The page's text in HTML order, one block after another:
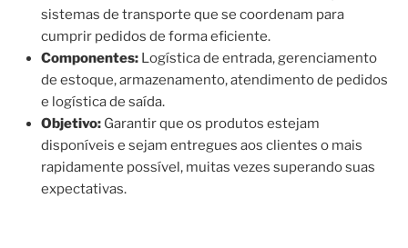
sistemas de transporte que se coordenam para
cumprir pedidos de forma eficiente.
Componentes: Logística de entrada, gerenciamento
de estoque, armazenamento, atendimento de pedidos
e logística de saída.
Objetivo: Garantir que os produtos estejam
disponíveis e sejam entregues aos clientes o mais
rapidamente possível, muitas vezes superando suas
expectativas.